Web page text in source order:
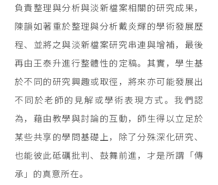
負責整理與分析與淡新檔案相關的研究成果，
陳韻如著重於整理與分析戴炎輝的學術發展歷
程、並將之與淡新檔案研究串連與增補，最後
再由王泰升進行整體性的定稿。其實，學生基
於不同的研究興趣或取徑，將來亦可能發展出
不同於老師的見解或學術表現方式。我們認
為，藉由教學與討論的互動，師生得以立足於
某些共享的學問基礎上，除了分殊深化研究、
也能彼此砥礪批判、鼓舞前進，才是所謂「傳
承」的真意所在。